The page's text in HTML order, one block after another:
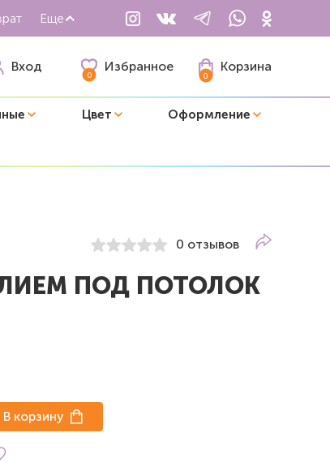
Еще
Вход
0
Избранное
0
Корзина
Цвет Оформление
0 отзывов
ПОД ПОТОЛОК
В корзину